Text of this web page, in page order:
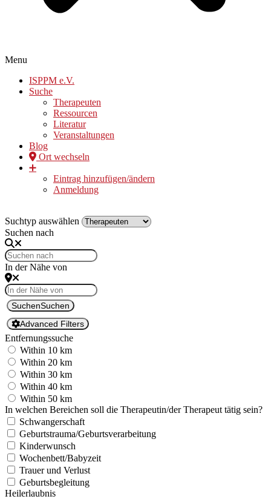
Menu
ISPPM e.V.
Suche
Therapeuten
Ressourcen
Literatur
Veranstaltungen
Blog
Ort wechseln
➕
Eintrag hinzufügen/ändern
Anmeldung
Suchtyp auswählen
Suchen nach
In der Nähe von
SuchenSuchen
Advanced Filters
Entfernungssuche
Within 10 km
Within 20 km
Within 30 km
Within 40 km
Within 50 km
In welchen Bereichen soll die Therapeutin/der Therapeut tätig sein?
Schwangerschaft
Geburtstrauma/Geburtsverarbeitung
Kinderwunsch
Wochenbett/Babyzeit
Trauer und Verlust
Geburtsbegleitung
Heilerlaubnis